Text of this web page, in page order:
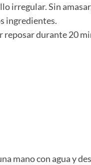
irregular. Sin
ingredientes.
reposar durante 20
mano con agua y